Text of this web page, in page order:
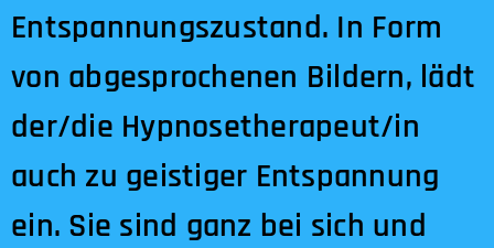
Entspannungszustand. In Form
von abgesprochenen Bildern, lädt
der/die Hypnosetherapeut/in
auch zu geistiger Entspannung
ein. Sie sind ganz bei sich und